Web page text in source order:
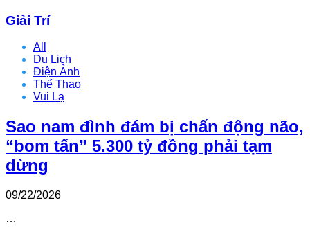
Giải Trí
All
Du Lịch
Điện Ảnh
Thể Thao
Vui Lạ
Sao nam đình đám bị chấn động não,
“bom tấn” 5.300 tỷ đồng phải tạm
dừng
09/22/2026
…